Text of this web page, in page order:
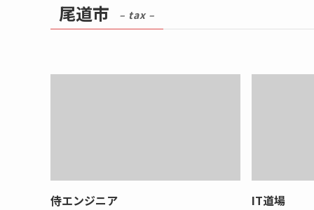
尾道市 – tax –
侍エンジニア IT道場